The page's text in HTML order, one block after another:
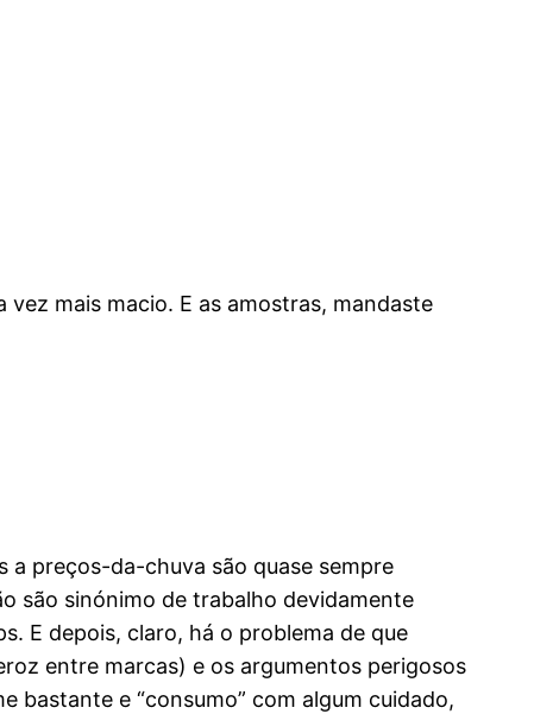
mais macio. E as amostras, mandaste
a preços-da-chuva são quase sempre
são sinónimo de trabalho devidamente
E depois, claro, há o problema de que
entre marcas) e os argumentos perigosos
bastante e “consumo” com algum cuidado,